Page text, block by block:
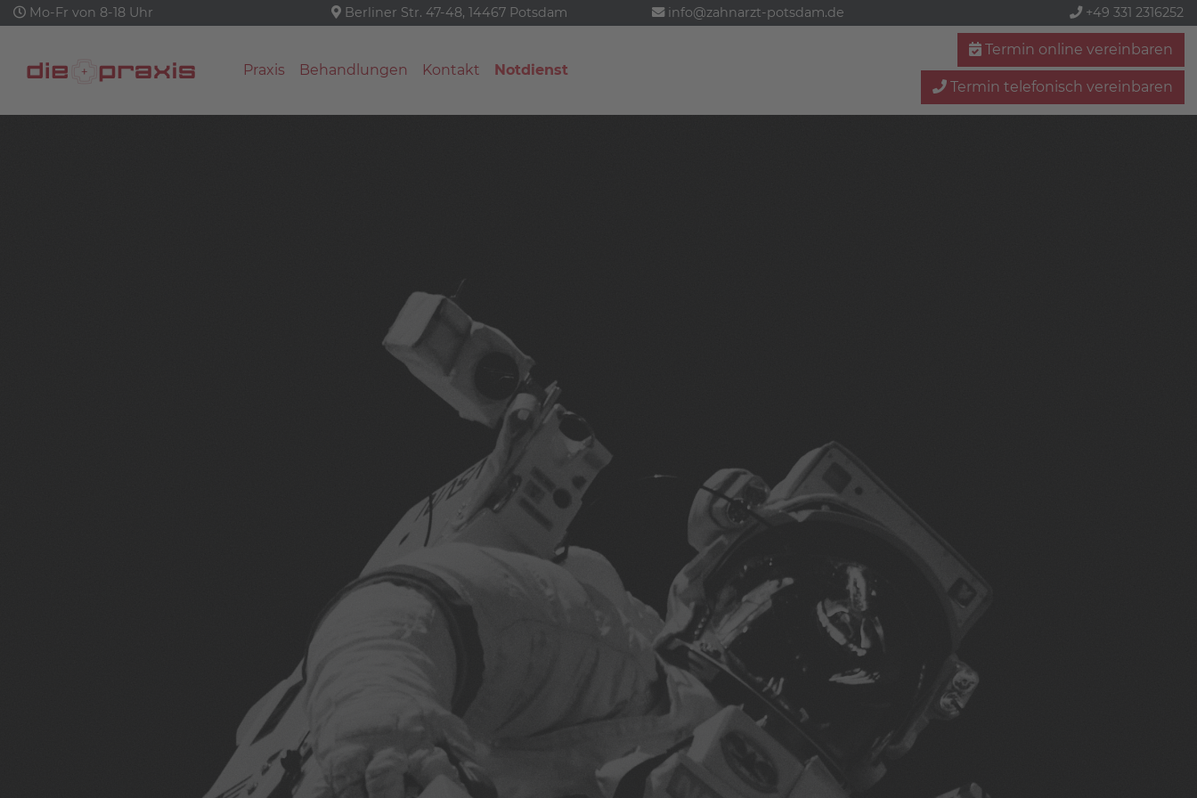
Mo-Fr von 8-18 Uhr Berliner Str. 47-48, 14467 Potsdam info@zahnarzt-potsdam.de +49 331 2316252
Praxis Behandlungen Kontakt Notdienst
Termin online vereinbaren
Termin telefonisch vereinbaren